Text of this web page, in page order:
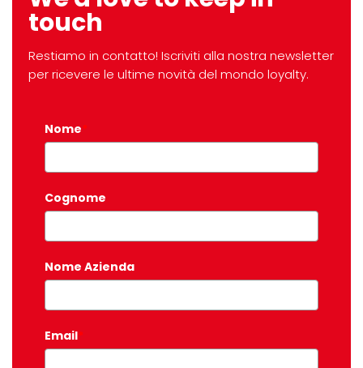
touch
Restiamo in contatto! Iscriviti alla nostra newsletter
per ricevere le ultime novità del mondo loyalty.
Nome*
Cognome
Nome Azienda
Email*